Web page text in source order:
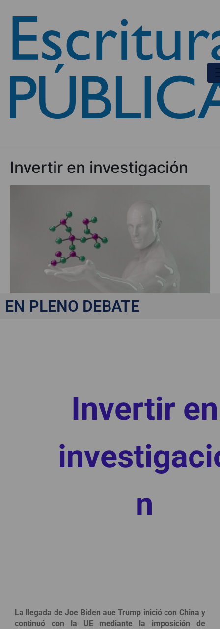
Invertir en investigación
EN PLENO DEBATE
Invertir en
n
La llegada de Joe Biden aue Trump inició con China y
continuó con la UE mediante la imposición de